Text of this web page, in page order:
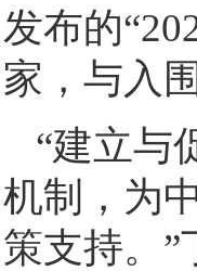
发布的
家，与入
“建立与
机制，为
策支持。